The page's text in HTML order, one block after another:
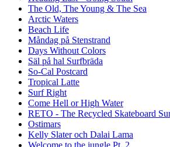
The Old, The Young & The Sea
Arctic Waters
Beach Life
Måndag på Stenstrand
Days Without Colors
Säl på hal Surfbräda
So-Cal Postcard
Tropical Latte
Surf Right
Come Hell or High Water
RETO - The Recycled Skateboard
Ostimars
Kelly Slater och Dalai Lama
Welcome to the jungle Pt. 2